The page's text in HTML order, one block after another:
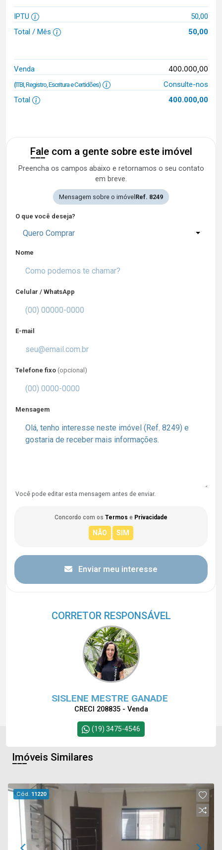
IPTU
50,00
Total / Mês
50,00
Venda 400.000,00
(ITBI, Registro, Escritura e Certidões)
Consulte-nos
Total
400.000,00
Fale com a gente sobre este imóvel
Preencha os campos abaixo e retornamos o seu contato
em breve.
Mensagem sobre o imóvel Ref. 8249
O que você deseja?
Quero Comprar
Nome
Celular / WhatsApp
E-mail
Telefone fixo (opcional)
Mensagem
Você pode editar esta mensagem antes de enviar.
Concordo com os Termos e Privacidade
Enviar meu interesse
CORRETOR RESPONSÁVEL
SISLENE MESTRE GANADE
CRECI 208835 - Venda
(19) 3475-4546
Imóveis Similares
Cód. 11220